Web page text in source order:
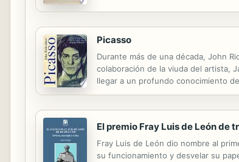
Picasso
Durante más de una década, John
colaboración de la viuda del artista,
llegar a un profundo conocimiento
e ilustrado con más de 700
El premio Fray Luis de León de
Fray Luis de León dio nombre al
su funcionamiento y desvelar su